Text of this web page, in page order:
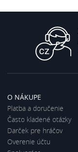
O NÁKUPE
Platba a doručenie
Často kladené otázky
Darček pre hráčov
Overenie účtu